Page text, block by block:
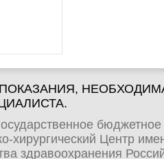
хирургический Центр
здравоохранения